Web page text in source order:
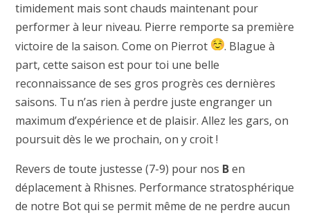
timidement mais sont chauds maintenant pour
performer à leur niveau. Pierre remporte sa première
victoire de la saison. Come on Pierrot
. Blague à
part, cette saison est pour toi une belle
reconnaissance de ses gros progrès ces dernières
saisons. Tu n’as rien à perdre juste engranger un
maximum d’expérience et de plaisir. Allez les gars, on
poursuit dès le we prochain, on y croit !
Revers de toute justesse (7-9) pour nos Ben
déplacement à Rhisnes. Performance stratosphérique
de notre Bot qui se permit même de ne perdre aucun